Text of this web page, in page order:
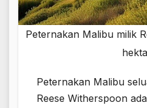
Peternakan Malibu milik
Peternakan Malibu
Reese Witherspoon